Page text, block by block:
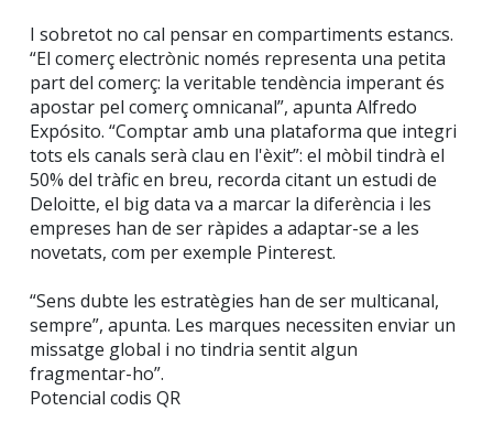
I sobretot no cal pensar en compartiments estancs.
“El comerç electrònic només representa una petita
part del comerç: la veritable tendència imperant és
apostar pel comerç omnicanal”, apunta Alfredo
Expósito. “Comptar amb una plataforma que integri
tots els canals serà clau en l'èxit”: el mòbil tindrà el
50% del tràfic en breu, recorda citant un estudi de
Deloitte, el big data va a marcar la diferència i les
empreses han de ser ràpides a adaptar-se a les
novetats, com per exemple Pinterest.
“Sens dubte les estratègies han de ser multicanal,
sempre”, apunta. Les marques necessiten enviar un
missatge global i no tindria sentit algun
fragmentar-ho”.
Potencial codis QR